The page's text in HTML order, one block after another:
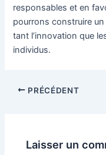
responsables et en
pourrons construire
tant l’innovation que
individus.
NavigationPRÉCÉDENT
Laisser un